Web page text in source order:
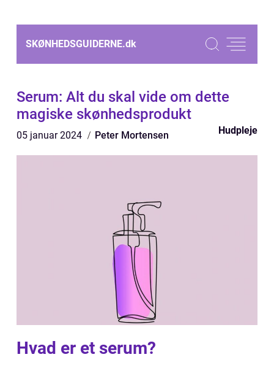
SKØNHEDSGUIDERNE.dk
Serum: Alt du skal vide om dette
magiske skønhedsprodukt
05 januar 2024 Peter Mortensen Hudpleje
Hvad er et serum?